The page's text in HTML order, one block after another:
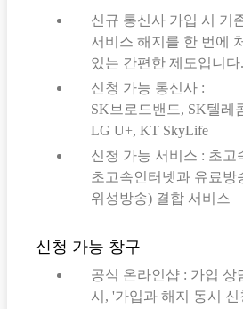
신규 통신사 가입 시 기
서비스 해지를 한 번에
있는 간편한 제도입니다.
신청 가능 통신사 :
SK브로드밴드, SK텔레
LG U+, KT SkyLife
신청 가능 서비스 : 초고
초고속인터넷과 유료방
위성방송) 결합 서비스
신청 가능 창구
공식 온라인샵 : 가입 상
시, '가입과 해지 동시 신